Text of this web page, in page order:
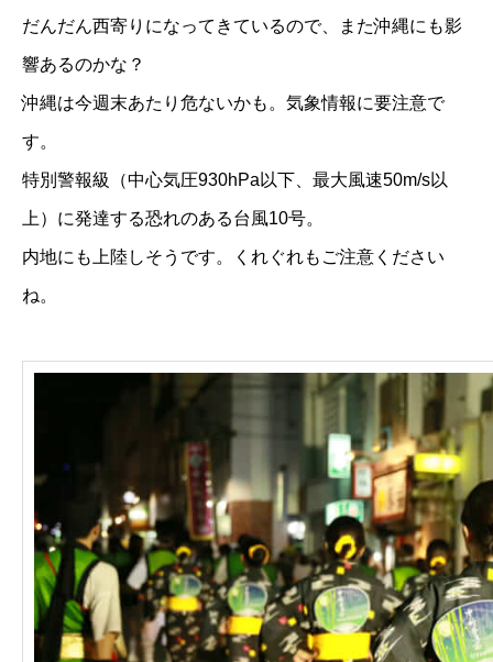
だんだん西寄りになってきているので、また沖縄にも影
響あるのかな？
沖縄は今週末あたり危ないかも。気象情報に要注意で
す。
特別警報級（中心気圧930hPa以下、最大風速50m/s以
上）に発達する恐れのある台風10号。
内地にも上陸しそうです。くれぐれもご注意ください
ね。